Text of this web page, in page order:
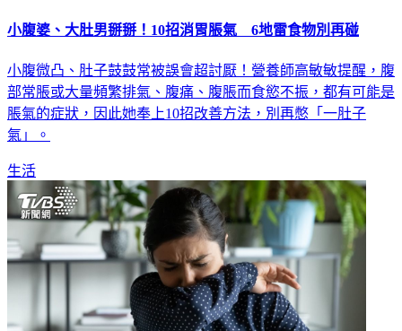
小腹婆、大肚男掰掰！10招消胃脹氣 6地雷食物別再碰
小腹微凸、肚子鼓鼓常被誤會超討厭！營養師高敏敏提醒，腹
部常脹或大量頻繁排氣、腹痛、腹脹而食慾不振，都有可能是
脹氣的症狀，因此她奉上10招改善方法，別再憋「一肚子
氣」。
生活